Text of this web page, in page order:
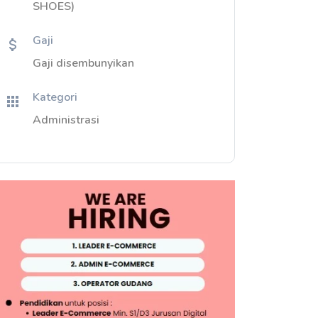
SHOES)
Gaji
Gaji disembunyikan
Kategori
Administrasi